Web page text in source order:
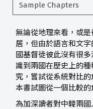
Sample Chapters
無論從地理來看，或
居，但由於語言和文
國基督徒彼此沒有很
識到兩國在歷史上的
究，嘗試從系統對比
本書試圖從一個比較
為加深讀者對中韓兩